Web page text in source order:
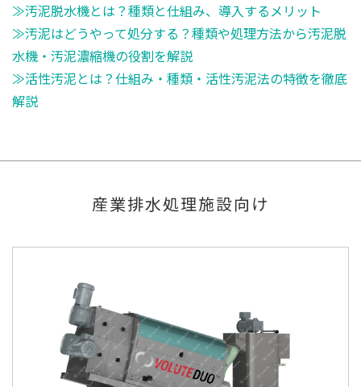
≫汚泥脱水機とは？種類と仕組み、導入するメリット
≫汚泥はどうやって処分する？種類や処理方法から汚泥脱
水機・汚泥濃縮機の役割を解説
≫活性汚泥とは？仕組み・種類・活性汚泥法の特徴を徹底
解説
産業排水処理施設向け